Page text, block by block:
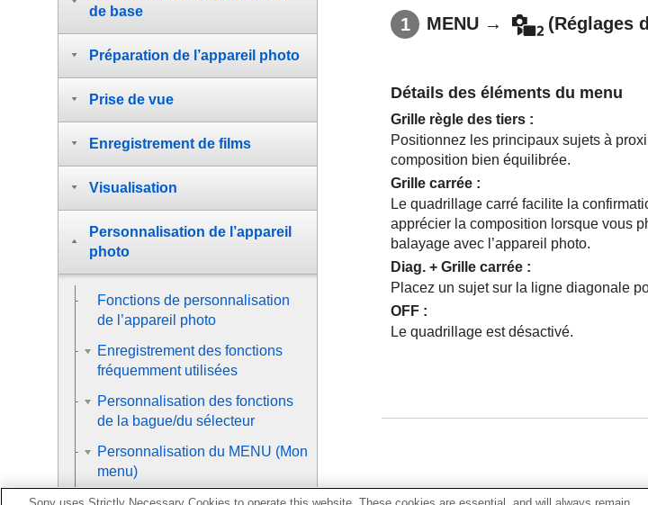
MENU → (Réglages
Détails des éléments du menu
Grille règle des tiers :
Positionnez les principaux sujets à
composition bien équilibrée.
Grille carrée :
Le quadrillage carré facilite la
apprécier la composition lorsque vous
balayage avec l’appareil photo.
Diag. + Grille carrée :
Placez un sujet sur la ligne diagonale
OFF :
Le quadrillage est désactivé.
de base
Préparation de l’appareil photo
Prise de vue
Enregistrement de films
Visualisation
Personnalisation de l’appareil
photo
Fonctions de personnalisation
de l’appareil photo
Enregistrement des fonctions
fréquemment utilisées
Personnalisation des fonctions
de la bague/du sélecteur
Personnalisation du MENU (Mon
menu)
Vérification des images